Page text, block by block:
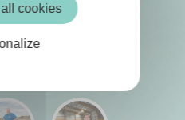
cookies